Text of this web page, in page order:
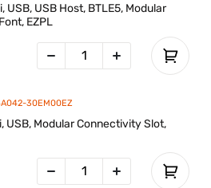
USB, USB Host, BTLE5, Modular
EZPL
30EM00EZ
USB, Modular Connectivity Slot,